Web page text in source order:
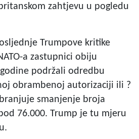
zahtjevu u pogledu
Trumpove kritike
a zastupnici obiju
podržali odredbu
obrambenoj autorizaciji ili ?
smanjenje broja
76.000. Trump je tu mjeru